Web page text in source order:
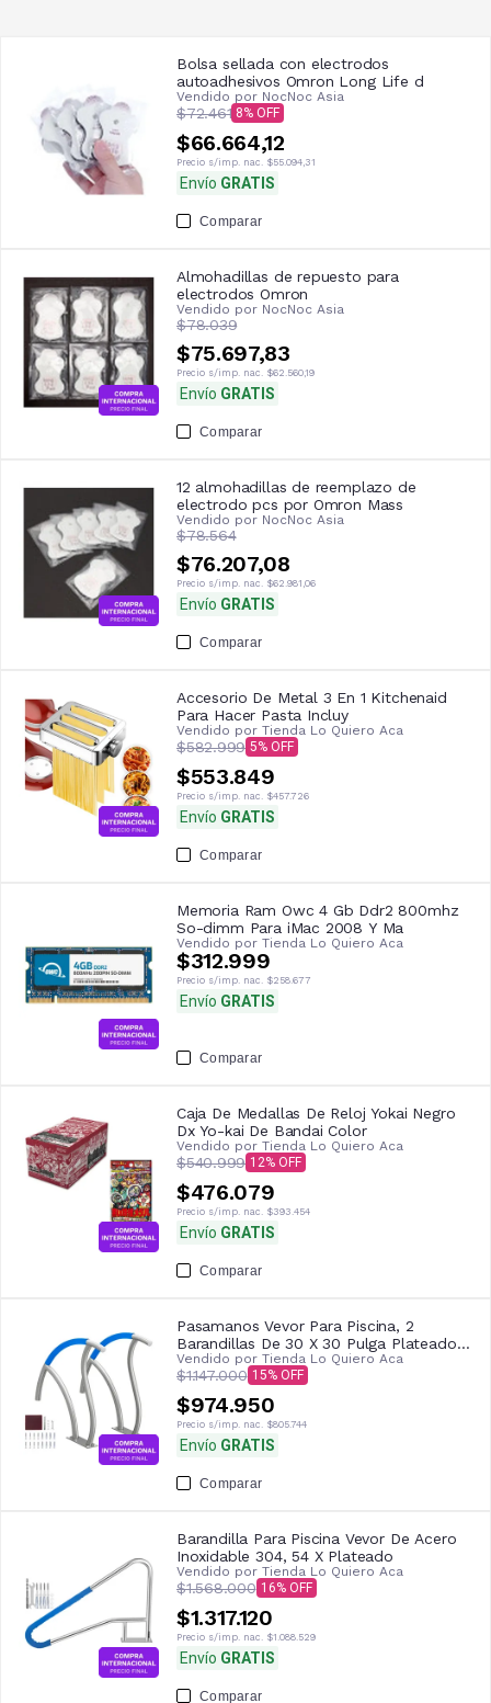
Bolsa sellada con electrodos
autoadhesivos Omron Long Life d
Vendido por NocNoc Asia
$72.461 8
$66.664,12
Precio s/imp. nac. $55.094,31
Envío GRATIS
Comparar
Almohadillas de repuesto para
electrodos Omron
Vendido por NocNoc Asia
$78.039
$75.697,83
Precio s/imp. nac. $62.560,19
Envío GRATIS
Comparar
12 almohadillas de reemplazo de
electrodo pcs por Omron Mass
Vendido por NocNoc Asia
$78.564
$76.207,08
Precio s/imp. nac. $62.981,06
Envío GRATIS
Comparar
Accesorio De Metal 3 En 1 Kitchenaid
Para Hacer Pasta Incluy
Vendido por Tienda Lo Quiero Aca
$582.999 5
$553.849
Precio s/imp. nac. $457.726
Envío GRATIS
Comparar
Memoria Ram Owc 4 Gb Ddr2 800mhz
So-dimm Para iMac 2008 Y Ma
Vendido por Tienda Lo Quiero Aca
$312.999
Precio s/imp. nac. $258.677
Envío GRATIS
Comparar
Caja De Medallas De Reloj Yokai Negro
Dx Yo-kai De Bandai Color
Vendido por Tienda Lo Quiero Aca
$540.999 12
$476.079
Precio s/imp. nac. $393.454
Envío GRATIS
Comparar
Pasamanos Vevor Para Piscina, 2
Barandillas De 30 X 30 Pulga Plateado
Blanco
Vendido por Tienda Lo Quiero Aca
$1.147.000 15
$974.950
Precio s/imp. nac. $805.744
Envío GRATIS
Comparar
Barandilla Para Piscina Vevor De Acero
Inoxidable 304, 54 X Plateado
Vendido por Tienda Lo Quiero Aca
$1.568.000 16
$1.317.120
Precio s/imp. nac. $1.088.529
Envío GRATIS
Comparar